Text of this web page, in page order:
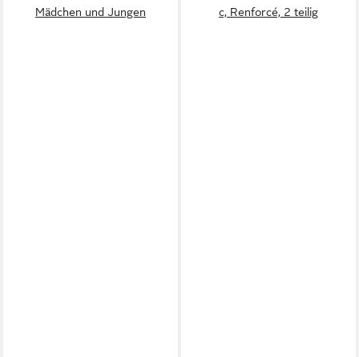
Mädchen und Jungen
c, Renforcé, 2 teilig